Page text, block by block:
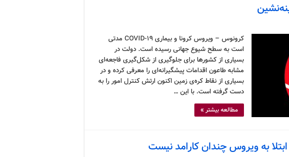
کرونوس – ویروس کرونا و بیماری COVID-19 مدتی
است به سطح شیوع جهانی رسیده است. دولت در
بسیاری از کشورها برای جلوگیری از شکل‌گیری فاجعه‌ای
مشابه طاعون اقدامات پیشگیرانه‌ای را معرفی کرده و در
بسیاری از نقاط کره‌ی زمین اکنون ارتش کنترل امور را به
دست گرفته است. با این …
مطالعه بیشتر »
به ویروس چندان کارامد نیست